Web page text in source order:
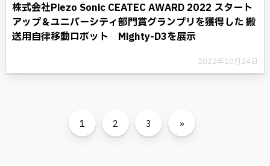
株式会社Piezo Sonic CEATEC AWARD 2022 スタート
アップ＆ユニバーシティ部門賞グランプリを獲得した 搬
送用自律移動ロボット Mighty-D3を展示
2022年10月24日
1 2 3 »